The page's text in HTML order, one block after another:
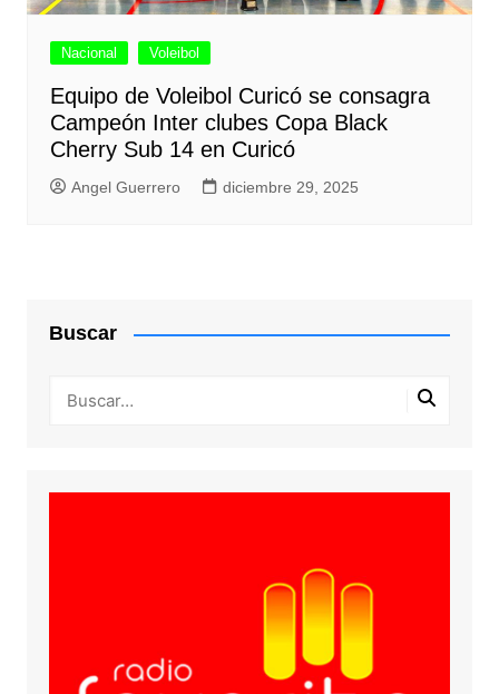
Nacional Voleibol
Equipo de Voleibol Curicó se consagra
Campeón Inter clubes Copa Black
Cherry Sub 14 en Curicó
Angel Guerrero diciembre 29, 2025
Buscar